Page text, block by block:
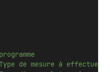
de mesure à effectuer